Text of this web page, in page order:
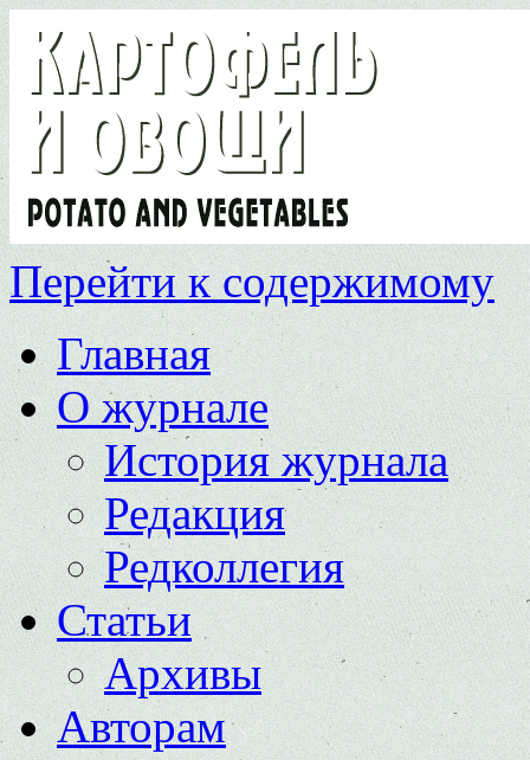
Перейти к содержимому
Главная
О журнале
История журнала
Редакция
Редколлегия
Статьи
Архивы
Авторам